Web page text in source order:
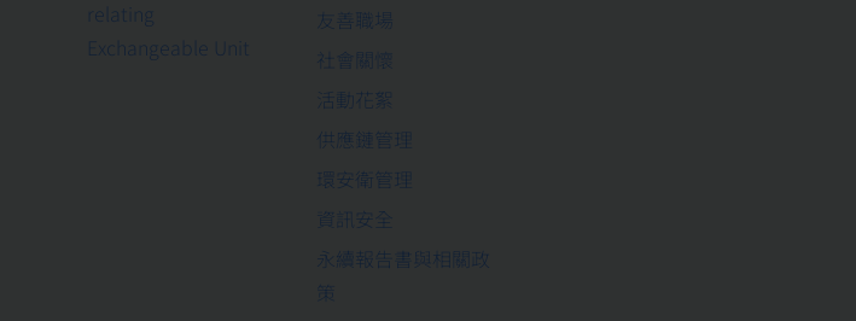
relating
Exchangeable Unit
友善職場
社會關懷
活動花絮
供應鏈管理
環安衛管理
資訊安全
永續報告書與相關政
策